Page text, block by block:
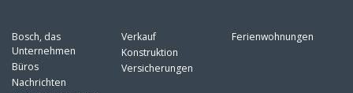
Bosch, das
Unternehmen
Büros
Nachrichten
Verkauf
Konstruktion
Versicherungen
Ferienwohnungen